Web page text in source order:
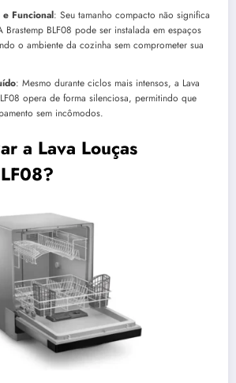
e Funcional: Seu tamanho compacto não significa
Brastemp BLF08 pode ser instalada em espaços
o ambiente da cozinha sem comprometer sua
: Mesmo durante ciclos mais intensos, a Lava
opera de forma silenciosa, permitindo que
sem incômodos.
a Lava Louças